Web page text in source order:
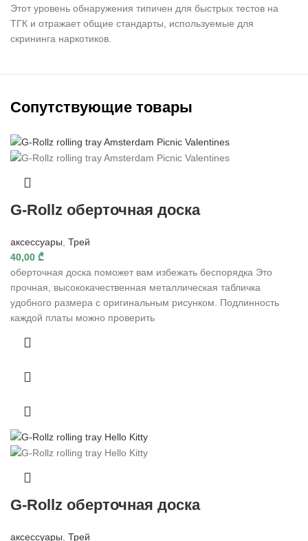
Этот уровень обнаружения типичен для быстрых тестов на
ТГК и отражает общие стандарты, используемые для
скрининга наркотиков.
Cопутствующие товары
G-Rollz оберточная доска
аксессуары Трей
40,00 ₾
оберточная доска поможет вам избежать беспорядка Это
прочная, высококачественная металлическая табличка
удобного размера с оригинальным рисунком. Подлинность
каждой платы можно проверить
G-Rollz оберточная доска
аксессуары, Трей